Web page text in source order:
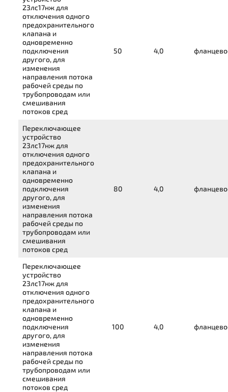
23лс17нж для
отключения одного
предохранительного
клапана и
одновременно
подключения
другого, для
изменения
направления потока
рабочей среды по
трубопроводам или
смешивания
потоков сред
50 4,0
Переключающее
устройство
23лс17нж для
отключения одного
предохранительного
клапана и
одновременно
подключения
другого, для
изменения
направления потока
рабочей среды по
трубопроводам или
смешивания
потоков сред
80 4,0
Переключающее
устройство
23лс17нж для
отключения одного
предохранительного
клапана и
одновременно
подключения
другого, для
изменения
направления потока
рабочей среды по
трубопроводам или
смешивания
потоков сред
100 4,0